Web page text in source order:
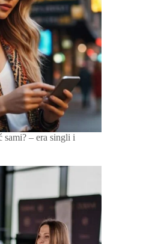
sami? – era singli i